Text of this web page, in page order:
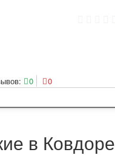
0 0
в Ковдоре